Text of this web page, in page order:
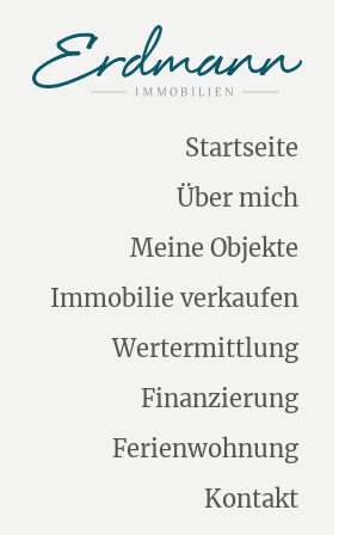
Startseite
Über mich
Meine Objekte
Immobilie verkaufen
Wertermittlung
Finanzierung
Ferienwohnung
Kontakt